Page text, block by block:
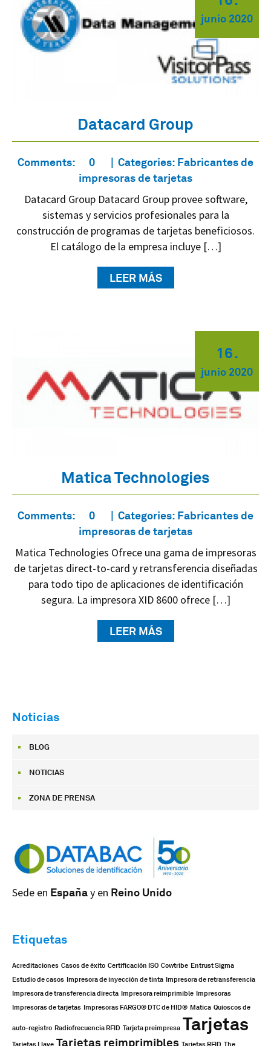
Datacard Group
junio 2020
Comments: 0 Categories: Fabricantes de
impresoras de tarjetas
Datacard Group Datacard Group provee software,
sistemas y servicios profesionales para la
construcción de programas de tarjetas beneficiosos.
El catálogo de la empresa incluye […]
LEER MÁS
Matica Technologies
16.
junio 2020
Comments: 0 Categories: Fabricantes de
impresoras de tarjetas
Matica Technologies Ofrece una gama de impresoras
de tarjetas direct-to-card y retransferencia diseñadas
para todo tipo de aplicaciones de identificación
segura. La impresora XID 8600 ofrece […]
LEER MÁS
Noticias
BLOG
NOTICIAS
ZONA DE PRENSA
Sede en Españay en Reino Unido
Etiquetas
Acreditaciones Casos de éxito Certificación ISO Cowtribe Entrust Sigma
Estudio de casos Impresora de inyección de tinta Impresora de retransferencia
Impresora de transferencia directa Impresora reimprimible Impresoras
Impresoras de tarjetas Impresoras FARGO® DTC de HID® Matica Quioscos de
auto-registro Radiofrecuencia RFID Tarjeta preimpresa Tarjetas
Tarjetas reimprimibles